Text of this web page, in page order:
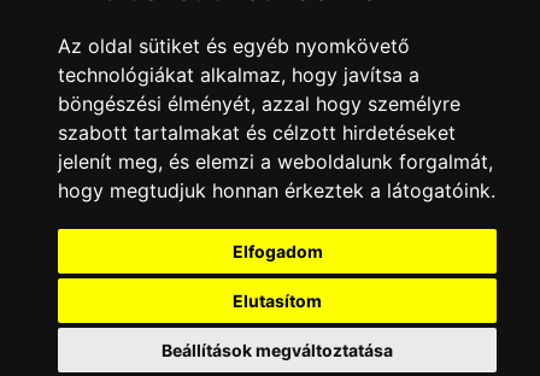
Az oldal sütiket és egyéb nyomkövető
technológiákat alkalmaz, hogy javítsa a
böngészési élményét, azzal hogy személyre
szabott tartalmakat és célzott hirdetéseket
jelenít meg, és elemzi a weboldalunk forgalmát,
hogy megtudjuk honnan érkeztek a látogatóink.
Elfogadom
Elutasítom
Beállítások megváltoztatása